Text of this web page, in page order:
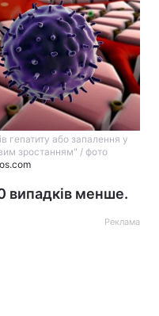
гепатиту або запалення у
зростанням" / фото
випадків менше.
Реклама